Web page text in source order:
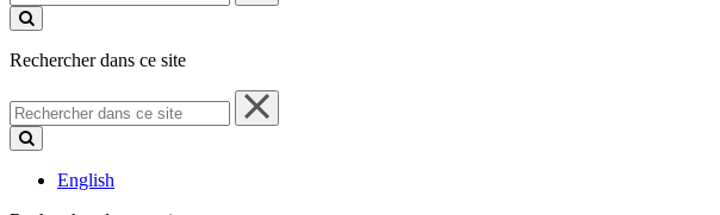
ce
Rechercher dans ce site
Rechercher
dans
ce
English